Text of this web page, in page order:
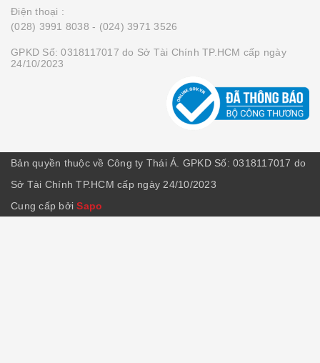
Điện thoại :
(028) 3991 8038 - (024) 3971 3526
GPKD Số: 0318117017 do Sở Tài Chính TP.HCM cấp ngày
24/10/2023
Bản quyền thuộc về Công ty Thái Á. GPKD Số: 0318117017 do
Sở Tài Chính TP.HCM cấp ngày 24/10/2023
Cung cấp bởiSapo